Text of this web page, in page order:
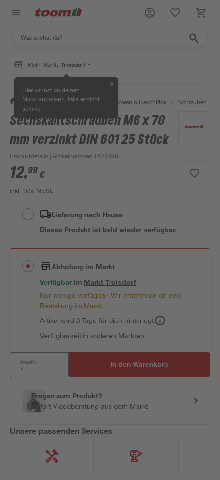
Mein Markt: Troisdorf
Hier kannst du deinen
Markt anpassen , falls er nicht
stimmt.
✕
/ Werkstatt & Maschinen / Eisenwaren & Beschläge / Schrauben
Sechskantschrauben M6 x 70
mm verzinkt DIN 601 25 Stück
Produktdetails | Artikelnummer: 1622898
12,99 €
inkl. 19% MwSt.
Lieferung nach Hause
Dieses Produkt ist bald wieder verfügbar.
Abholung im Markt
Verfügbar im MarktTroisdorf
Nur wenige verfügbar. Wir empfehlen dir eine
Bestellung im Markt.
Artikel wird 3 Tage für dich hinterlegt
Verfügbarkeit in anderen Märkten
Anzahl: In den Warenkorb
Fragen zum Produkt?
Sofort-Videoberatung aus dem Markt
Unsere passenden Services